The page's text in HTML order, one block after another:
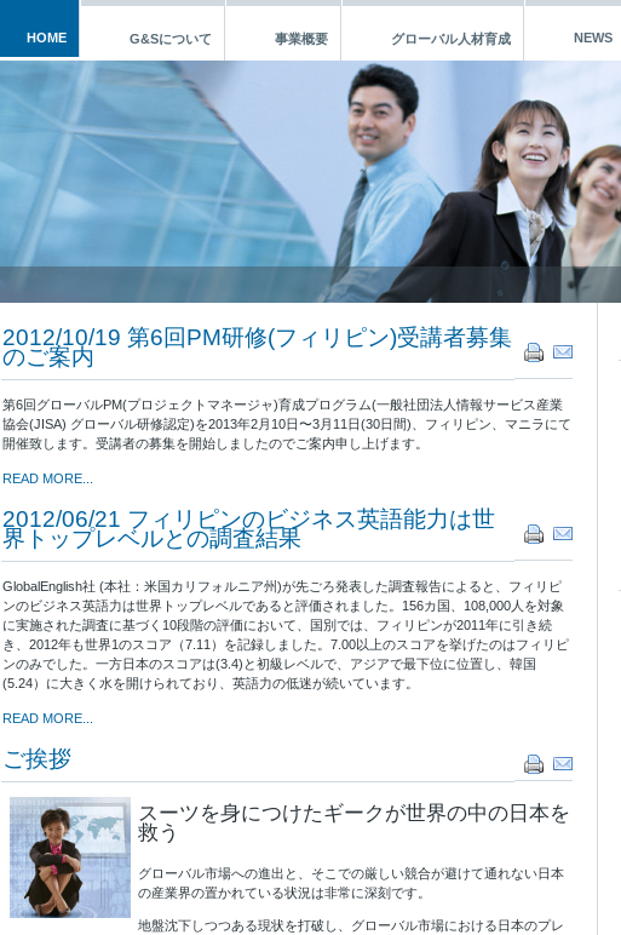
HOME G&Sについて 事業概要 グローバル人材育成 NEWS
2012/10/19 第6回PM研修(フィリピン)受講者募集
のご案内
第6回グローバルPM(プロジェクトマネージャ)育成プログラム(一般社団法人情報サービス産業
協会(JISA) グローバル研修認定)を2013年2月10日〜3月11日(30日間)、フィリピン、マニラにて
開催致します。受講者の募集を開始しましたのでご案内申し上げます。
READ MORE...
2012/06/21 フィリピンのビジネス英語能力は世
界トップレベルとの調査結果
GlobalEnglish社 (本社：米国カリフォルニア州)が先ごろ発表した調査報告によると、フィリピ
ンのビジネス英語力は世界トップレベルであると評価されました。156カ国、108,000人を対象
に実施された調査に基づく10段階の評価において、国別では、フィリピンが2011年に引き続
き、2012年も世界1のスコア（7.11）を記録しました。7.00以上のスコアを挙げたのはフィリピ
ンのみでした。一方日本のスコアは(3.4)と初級レベルで、アジアで最下位に位置し、韓国
(5.24）に大きく水を開けられており、英語力の低迷が続いています。
READ MORE...
ご挨拶
スーツを身につけたギークが世界の中の日本を
救う
グローバル市場への進出と、そこでの厳しい競合が避けて通れない日本
の産業界の置かれている状況は非常に深刻です。
地盤沈下しつつある現状を打破し、グローバル市場における日本のプレ